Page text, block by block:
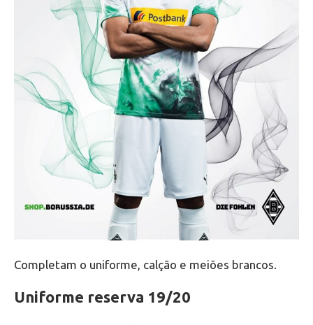
Completam o uniforme, calção e meiões brancos.
Uniforme reserva 19/20